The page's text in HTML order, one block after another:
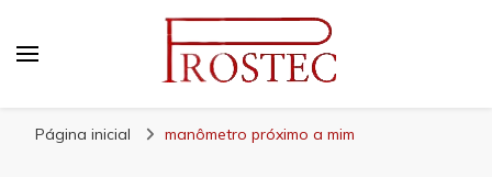
Página inicial manômetro próximo a mim